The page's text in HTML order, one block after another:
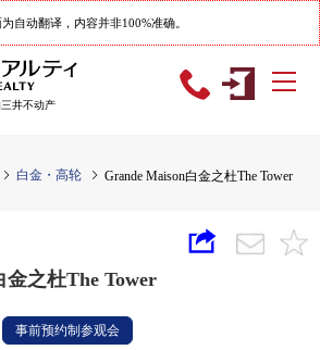
自动翻译，内容并非100%准确。
井不动产
白金・高轮 Grande Maison白金之杜The Tower
金之杜The Tower
事前预约制参观会